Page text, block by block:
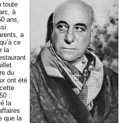
toute
à
ans,
a
ce
la
du
ont été
:
la
que la